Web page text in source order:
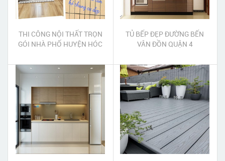
THI CÔNG NỘI THẤT TRỌN
GÓI NHÀ PHỐ HUYỆN HÓC
TỦ BẾP ĐẸP ĐƯỜNG BẾN
VÂN ĐỒN QUẬN 4